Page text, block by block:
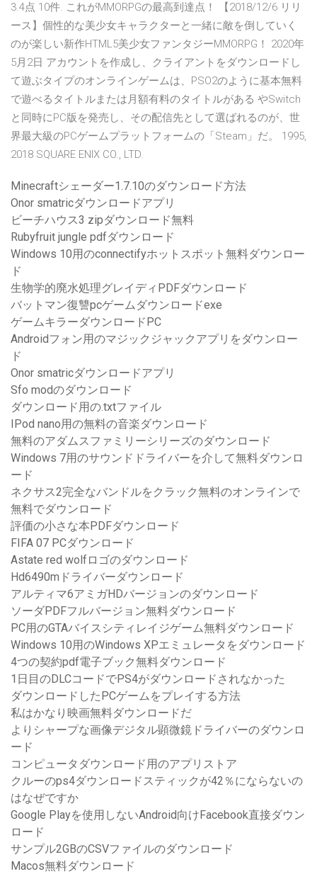
3.4点 10件. これがMMORPGの最高到達点！ 【2018/12/6 リリ
ース】個性的な美少女キャラクターと一緒に敵を倒していく
のが楽しい新作HTML5美少女ファンタジーMMORPG！ 2020年
5月2日 アカウントを作成し、クライアントをダウンロードし
て遊ぶタイプのオンラインゲームは、PSO2のように基本無料
で遊べるタイトルまたは月額有料のタイトルがある やSwitch
と同時にPC版を発売し、その配信先として選ばれるのが、世
界最大級のPCゲームプラットフォームの「Steam」だ。 1995,
2018 SQUARE ENIX CO., LTD.
Minecraftシェーダー1.7.10のダウンロード方法
Onor smatricダウンロードアプリ
ビーチハウス3 zipダウンロード無料
Rubyfruit jungle pdfダウンロード
Windows 10用のconnectifyホットスポット無料ダウンロー
ド
生物学的廃水処理グレイディPDFダウンロード
バットマン復讐pcゲームダウンロードexe
ゲームキラーダウンロードPC
Androidフォン用のマジックジャックアプリをダウンロー
ド
Onor smatricダウンロードアプリ
Sfo modのダウンロード
ダウンロード用の.txtファイル
IPod nano用の無料の音楽ダウンロード
無料のアダムスファミリーシリーズのダウンロード
Windows 7用のサウンドドライバーを介して無料ダウンロ
ード
ネクサス2完全なバンドルをクラック無料のオンラインで
無料でダウンロード
評価の小さな本PDFダウンロード
FIFA 07 PCダウンロード
Astate red wolfロゴのダウンロード
Hd6490mドライバーダウンロード
アルティマ6アミガHDバージョンのダウンロード
ソーダPDFフルバージョン無料ダウンロード
PC用のGTAバイスシティレイジゲーム無料ダウンロード
Windows 10用のWindows XPエミュレータをダウンロード
4つの契約pdf電子ブック無料ダウンロード
1日目のDLCコードでPS4がダウンロードされなかった
ダウンロードしたPCゲームをプレイする方法
私はかなり映画無料ダウンロードだ
よりシャープな画像デジタル顕微鏡ドライバーのダウンロ
ード
コンピュータダウンロード用のアプリストア
クルーのps4ダウンロードスティックが42％にならないの
はなぜですか
Google Playを使用しないAndroid向けFacebook直接ダウン
ロード
サンプル2GBのCSVファイルのダウンロード
Macos無料ダウンロード